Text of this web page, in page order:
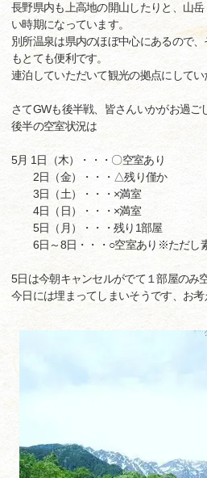
長野県内も上高地の開山したりと、山
い時期になっています。
別所温泉は県内のほぼ中心にあるので
もとても便利です。
連泊していただいて観光の拠点にしてい
さてGWも後半戦、皆さんいかがお過ご
後半の空室状況は
5月 1日（木）・・・〇空室あり
2日（金）・・・△残り僅か
3日（土）・・・×満室
4日（日）・・・×満室
5日（月）・・・残り1部屋
6日～8日・・・○空室あり※ただし
5日は今朝キャンセルがでて１部屋のみ
今日には埋まってしまいそうです、お考